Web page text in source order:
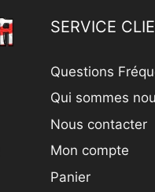
SERVICE
Questions
Qui sommes
Nous contacter
Mon compte
Panier